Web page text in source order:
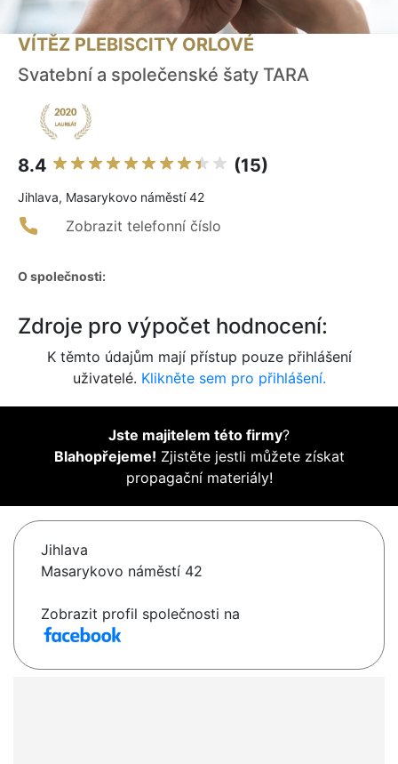
VÍTĚZ PLEBISCITY ORLOVÉ
Svatební a společenské šaty TARA
8.4 (15)
Jihlava, Masarykovo náměstí 42
Zobrazit telefonní číslo
O společnosti:
Zdroje pro výpočet hodnocení:
K těmto údajům mají přístup pouze přihlášení
uživatelé. Klikněte sem pro přihlášení.
Jste majitelem této firmy?
Blahopřejeme! Zjistěte jestli můžete získat
propagační materiály!
Jihlava
Masarykovo náměstí 42
Zobrazit profil společnosti na